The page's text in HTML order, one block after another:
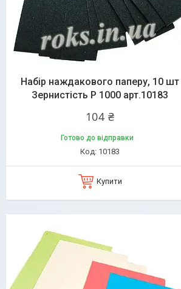
Набір наждакового паперу, 10 шт
Зернистість Р 1000 арт.10183
104 ₴
Готово до відправки
10183
Купити